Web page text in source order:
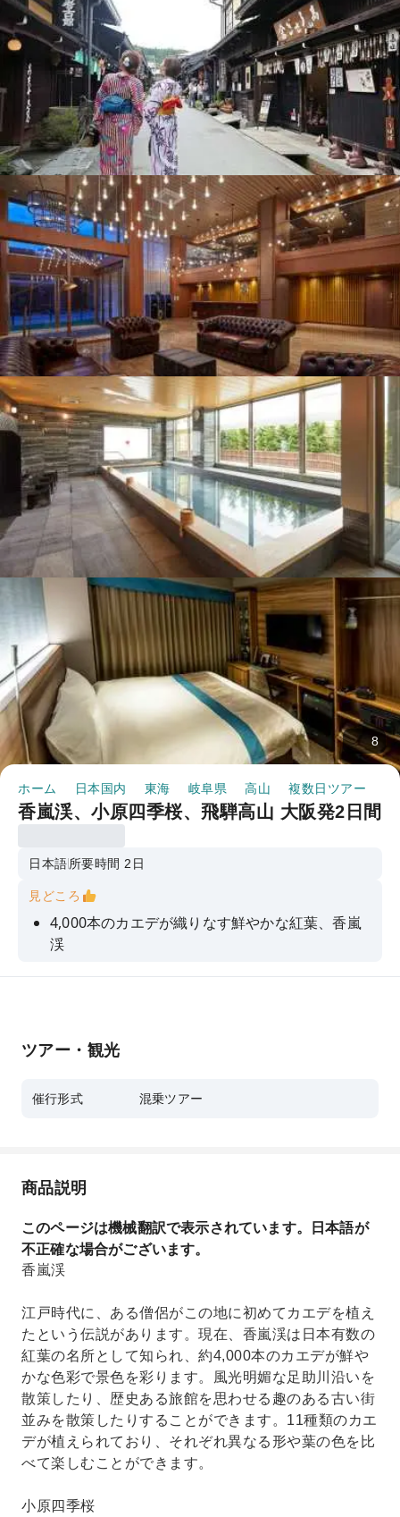
8
ホーム 日本国内 東海 岐阜県 高山 複数日ツアー
香嵐渓、小原四季桜、飛騨高山 大阪発2日間
日本語所要時間 2日
見どころ
4,000本のカエデが織りなす鮮やかな紅葉、香嵐
渓
小原村の二度咲きの四季桜
飛騨高山温泉「ワットホテル＆スパ」でゆったり
ツアー・観光
催行形式 混乗ツアー
商品説明
このページは機械翻訳で表示されています。日本語が
不正確な場合がございます。
香嵐渓
江戸時代に、ある僧侶がこの地に初めてカエデを植え
たという伝説があります。現在、香嵐渓は日本有数の
紅葉の名所として知られ、約4,000本のカエデが鮮や
かな色彩で景色を彩ります。風光明媚な足助川沿いを
散策したり、歴史ある旅館を思わせる趣のある古い街
並みを散策したりすることができます。11種類のカエ
デが植えられており、それぞれ異なる形や葉の色を比
べて楽しむことができます。
小原四季桜